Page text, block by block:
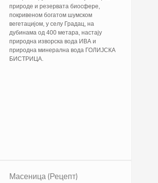
природе и резервата биосфере,
покривеном богатом шумском
вегетацијом, у селу Градац, на
дубинама од 400 метара, настају
природна изворска вода ИВА и
природна минерална вода ГОЛИЈСКА
БИСТРИЦА.
Масеница (Рецепт)